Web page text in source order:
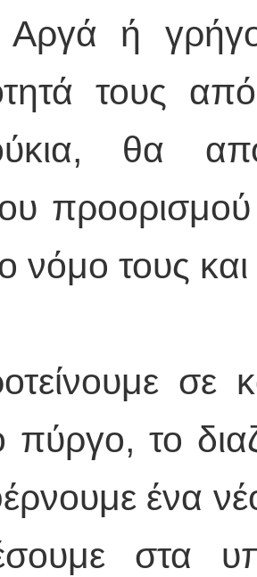
Αργά ή
τους
θα
νόμο τους
σε
πύργο, το
ένα
στα